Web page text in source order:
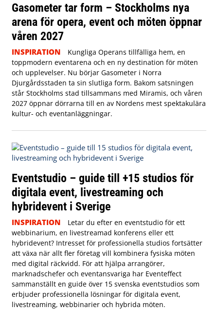
Gasometer tar form – Stockholms nya
arena för opera, event och möten öppnar
våren 2027
INSPIRATION
Kungliga Operans tillfälliga hem, en
toppmodern eventarena och en ny destination för möten
och upplevelser. Nu börjar Gasometer i Norra
Djurgårdsstaden ta sin slutliga form. Bakom satsningen
står Stockholms stad tillsammans med Miramis, och våren
2027 öppnar dörrarna till en av Nordens mest spektakulära
kultur- och eventanläggningar.
Eventstudio – guide till +15 studios för
digitala event, livestreaming och
hybridevent i Sverige
INSPIRATION
Letar du efter en eventstudio för ett
webbinarium, en livestreamad konferens eller ett
hybridevent? Intresset för professionella studios fortsätter
att växa när allt fler företag vill kombinera fysiska möten
med digital räckvidd. För att hjälpa arrangörer,
marknadschefer och eventansvariga har Eventeffect
sammanställt en guide över 15 svenska eventstudios som
erbjuder professionella lösningar för digitala event,
livestreaming, webbinarier och hybrida möten.